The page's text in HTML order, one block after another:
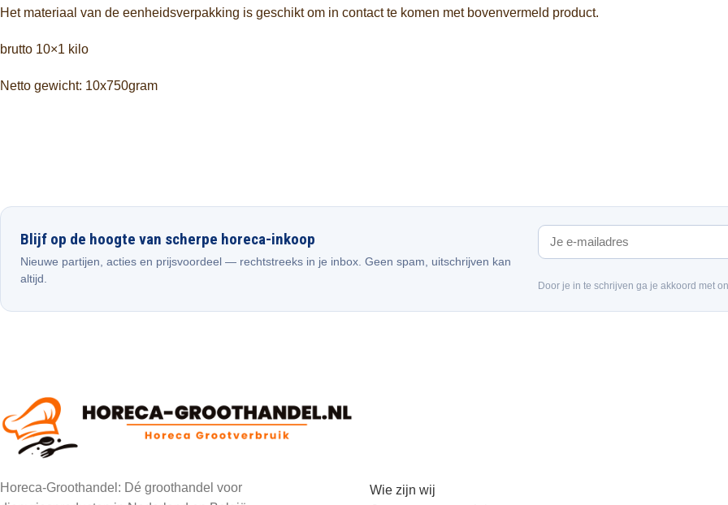
Het materiaal van de eenheidsverpakking is geschikt om in contact te komen met bovenvermeld product.
brutto 10×1 kilo
Netto gewicht: 10x750gram
Blijf op de hoogte van scherpe horeca-inkoop
Nieuwe partijen, acties en prijsvoordeel — rechtstreeks in je inbox. Geen spam, uitschrijven kan
altijd.
Door je in te schrijven ga je akkoord met
Horeca-Groothandel: Dé groothandel voor
Wie zijn wij